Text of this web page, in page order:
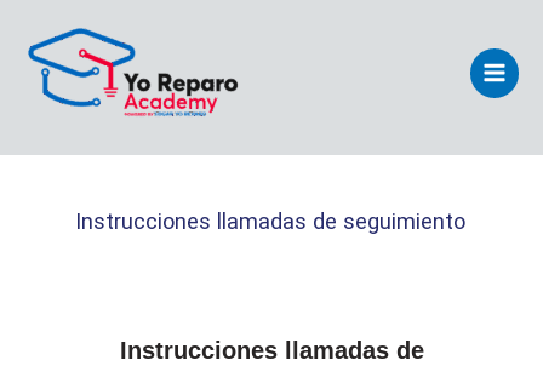
contenido
Menu
Instrucciones llamadas de seguimiento
Instrucciones llamadas de